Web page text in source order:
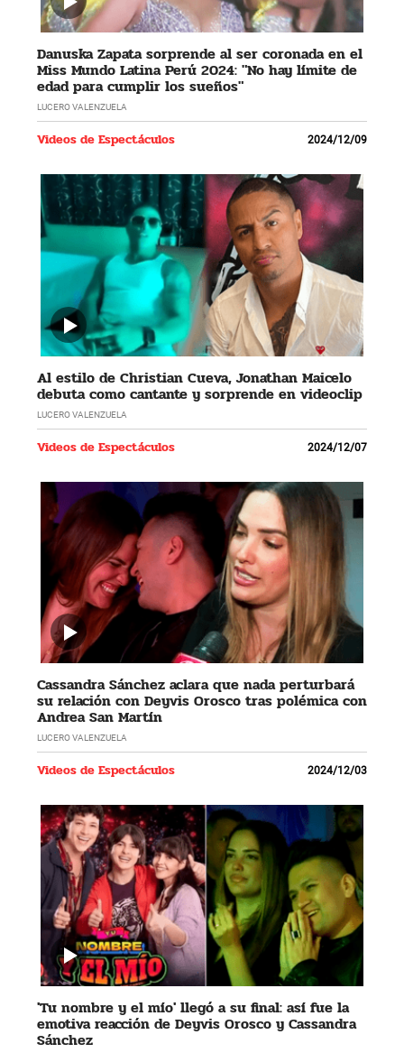
Danuska Zapata sorprende al ser coronada en el
Miss Mundo Latina Perú 2024: "No hay límite de
edad para cumplir los sueños"
LUCERO VALENZUELA
Videos de Espectáculos 2024/12/09
Al estilo de Christian Cueva, Jonathan Maicelo
debuta como cantante y sorprende en videoclip
LUCERO VALENZUELA
Videos de Espectáculos 2024/12/07
Cassandra Sánchez aclara que nada perturbará
su relación con Deyvis Orosco tras polémica con
Andrea San Martín
LUCERO VALENZUELA
Videos de Espectáculos 2024/12/03
'Tu nombre y el mío' llegó a su final: así fue la
emotiva reacción de Deyvis Orosco y Cassandra
Sánchez